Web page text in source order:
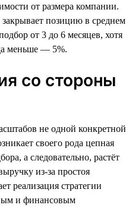
от размера компании.
позицию в среднем
от 3 до 6 месяцев, хотя
меньше — 5%.
со стороны
не одной конкретной
своего рода цепная
а следовательно, растёт
из-за простоя
реализация стратегии
и финансовым